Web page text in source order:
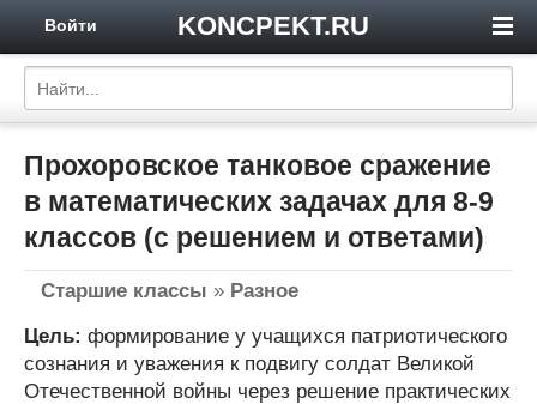
KONCPEKT.RU
Войти
Прохоровское танковое сражение
в математических задачах для 8-9
классов (с решением и ответами)
Старшие классы » Разное
Цель: формирование у учащихся патриотического
сознания и уважения к подвигу солдат Великой
Отечественной войны через решение практических